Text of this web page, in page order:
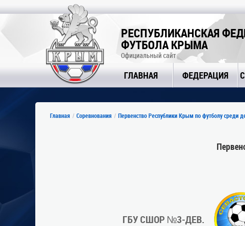
РЕСПУБЛИКАНСКАЯ
ФУТБОЛА КРЫМА
Официальный сайт
ГЛАВНАЯ ФЕДЕРАЦИЯ
Главная Соревнования Первенство Республики Крым по футболу среди
ГБУ СШОР №3-ДЕВ.